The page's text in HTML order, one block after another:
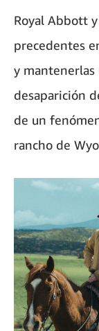
Royal Abbott
precedentes
y
desaparición
de un
rancho de